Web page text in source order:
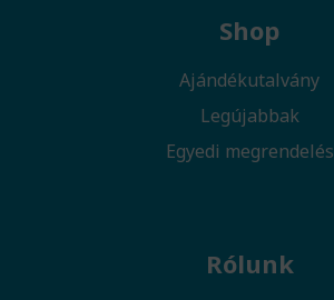
Shop
Ajándékutalvány
Legújabbak
Egyedi megrendelés
Rólunk